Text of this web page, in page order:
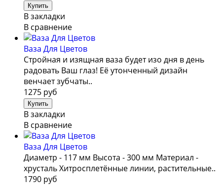
В закладки
В сравнение
Ваза Для Цветов
Стройная и изящная ваза будет изо дня в день
радовать Ваш глаз! Её утонченный дизайн
венчает зубчаты..
1275 руб
В закладки
В сравнение
Ваза Для Цветов
Диаметр - 117 мм Высота - 300 мм Материал -
хрусталь Хитросплетённые линии, растительные..
1790 руб